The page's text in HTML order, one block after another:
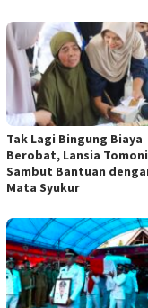
Tak Lagi Bingung Biaya
Berobat, Lansia Tomoni
Sambut Bantuan
Mata Syukur